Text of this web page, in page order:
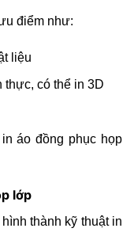
điểm như:
liệu
thực, có thể in 3D
áo đồng phục họp
lớp
thành kỹ thuật in